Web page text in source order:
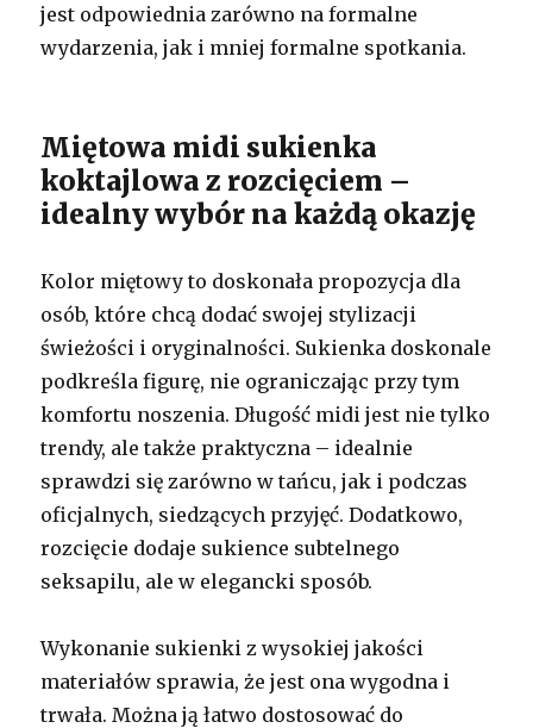
jest odpowiednia zarówno na formalne
wydarzenia, jak i mniej formalne spotkania.
Miętowa midi sukienka
koktajlowa z rozcięciem –
idealny wybór na każdą okazję
Kolor miętowy to doskonała propozycja dla
osób, które chcą dodać swojej stylizacji
świeżości i oryginalności. Sukienka doskonale
podkreśla figurę, nie ograniczając przy tym
komfortu noszenia. Długość midi jest nie tylko
trendy, ale także praktyczna – idealnie
sprawdzi się zarówno w tańcu, jak i podczas
oficjalnych, siedzących przyjęć. Dodatkowo,
rozcięcie dodaje sukience subtelnego
seksapilu, ale w elegancki sposób.
Wykonanie sukienki z wysokiej jakości
materiałów sprawia, że jest ona wygodna i
trwała. Można ją łatwo dostosować do